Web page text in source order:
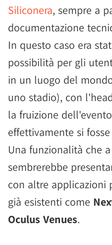
Siliconera, sempre a
documentazione
In questo caso era
possibilità per gli
in un luogo del
uno stadio), con
la fruizione
effettivamente si
Una funzionalità che
sembrerebbe
con altre applicazioni
già esistenti come
Oculus Venues.